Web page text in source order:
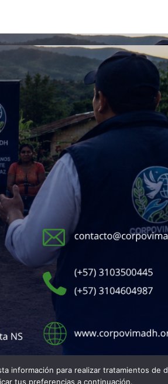
información para realizar tratamientos de
tus preferencias a continuación.